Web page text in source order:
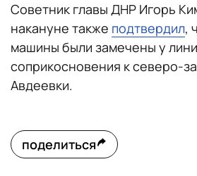
Советник главы ДНР Игорь
накануне также подтвердил,
машины были замечены у
соприкосновения к северо-
Авдеевки.
поделиться